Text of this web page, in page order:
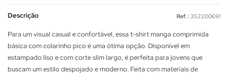
Descrição Ref. : 352200691
Para um visual casual e confortável, essa t-shirt manga comprimida
básica com colarinho pico é uma ótima opção. Disponível em
estampado liso e com corte slim largo, é perfeita para jovens que
buscam um estilo despojado e moderno. Feita com materiais de